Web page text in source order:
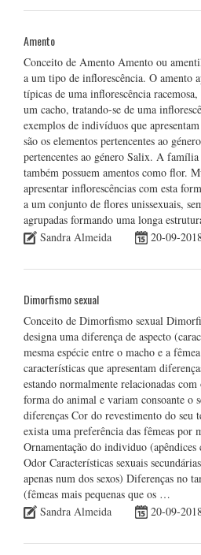
Amento
Conceito de Amento Amento ou
a um tipo de inflorescência. O amento
típicas de uma inflorescência
um cacho, tratando-se de uma
exemplos de indivíduos que
são os elementos pertencentes ao
pertencentes ao género Salix. A família
também possuem amentos como flor.
apresentar inflorescências com esta
a um conjunto de flores unissexuais,
agrupadas formando uma longa
Sandra Almeida
20-09-
Dimorfismo sexual
Conceito de Dimorfismo sexual
designa uma diferença de aspecto
mesma espécie entre o macho e a
características que apresentam
estando normalmente relacionadas
forma do animal e variam consoante o
diferenças Cor do revestimento do seu
exista uma preferência das fêmeas por
Ornamentação do individuo (apêndices
Odor Características sexuais
apenas num dos sexos) Diferenças no
(fêmeas mais pequenas que os …
Sandra Almeida
20-09-